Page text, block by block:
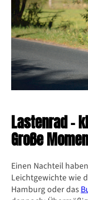
Lastenrad –
Große
Einen Nachteil
Leichtgewichte wie
Hamburg oder das